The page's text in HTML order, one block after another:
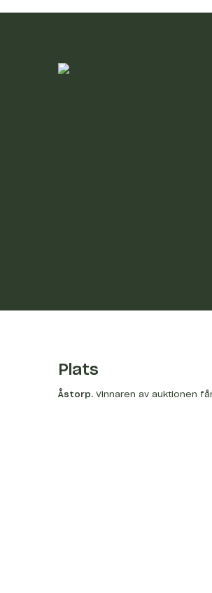
Plats
Åstorp.Vinnaren av auktionen